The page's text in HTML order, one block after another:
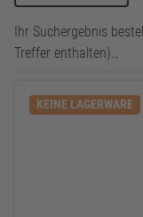
Ihr Suchergebnis
Treffer enthalten)…
KEINE LAGERWARE